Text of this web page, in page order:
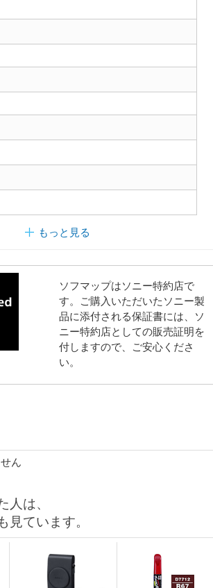
もっと見る
ソフマップはソニー特約店で
す。ご購入いただいたソニー製
品に添付される保証書には、ソ
ニー特約店としての販売証明を
付しますので、ご安心くださ
い。
ん
人は、
見ています。